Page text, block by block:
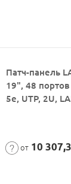
Патч-панель
19", 48
5e, UTP, 2U,
от 10